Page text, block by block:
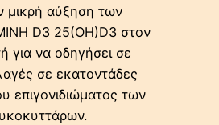
μικρή αύξηση των
D3 25(OH)D3 στον
για να οδηγήσει σε
σε εκατοντάδες
επιγονιδιώματος των